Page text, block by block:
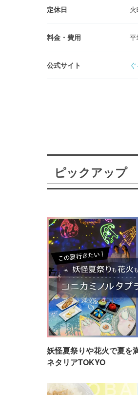
定休日
料金・費用
公式サイト
ピックアップ
妖怪夏祭りや花火で夏を
ネタリアTOKYO